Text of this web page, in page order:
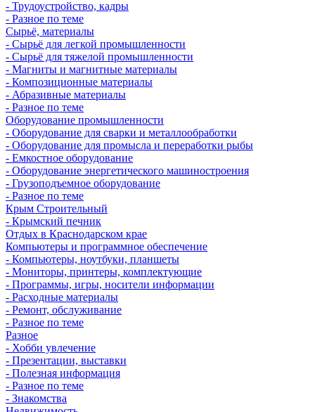
- Трудоустройство, кадры
- Разное по теме
Сырьё, материалы
- Сырьё для легкой промышленности
- Сырьё для тяжелой промышленности
- Магниты и магнитные материалы
- Композиционные материалы
- Абразивные материалы
- Разное по теме
Оборудование промышленности
- Оборудование для сварки и металлообработки
- Оборудование для промысла и переработки рыбы
- Емкостное оборудование
- Оборудование энергетического машиностроения
- Грузоподъемное оборудование
- Разное по теме
Крым Строительный
- Крымский печник
Отдых в Краснодарском крае
Компьютеры и программное обеспечение
- Компьютеры, ноутбуки, планшеты
- Мониторы, принтеры, комплектующие
- Программы, игры, носители информации
- Расходные материалы
- Ремонт, обслуживание
- Разное по теме
Разное
- Хобби увлечение
- Презентации, выставки
- Полезная информация
- Разное по теме
- Знакомства